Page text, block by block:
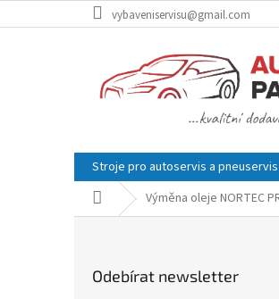
na
vybaveniservisu@gmail.com
Stroje pro autoservis a pneuservis
Domů Výměna oleje NORTEC
Odebírat newsletter